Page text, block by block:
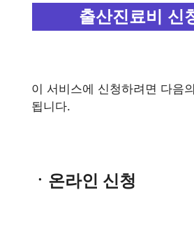
출산진료비 신
이 서비스에 신청하려면 다음
됩니다.
ㆍ온라인 신청